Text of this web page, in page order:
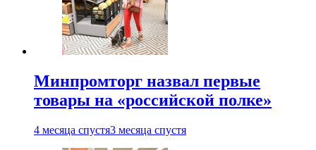
Минпромторг назвал первые
товары на «российской полке»
4 месяца спустя3 месяца спустя